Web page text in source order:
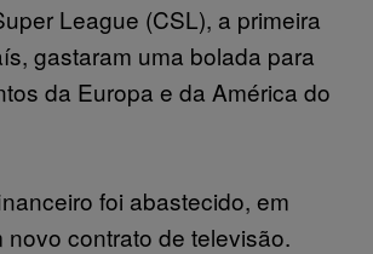
League (CSL), a primeira
gastaram uma bolada para
da Europa e da América do
foi abastecido, em
novo contrato de televisão.